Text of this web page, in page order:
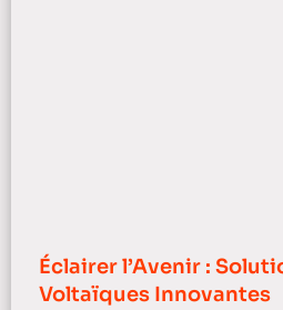
Éclairer l’Avenir :
Voltaïques Innovantes